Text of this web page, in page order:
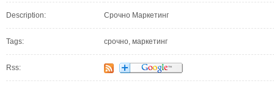
Description: Срочно Маркетинг
Tags: срочно, маркетинг
Rss: